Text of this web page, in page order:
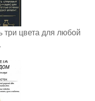
три цвета для любой